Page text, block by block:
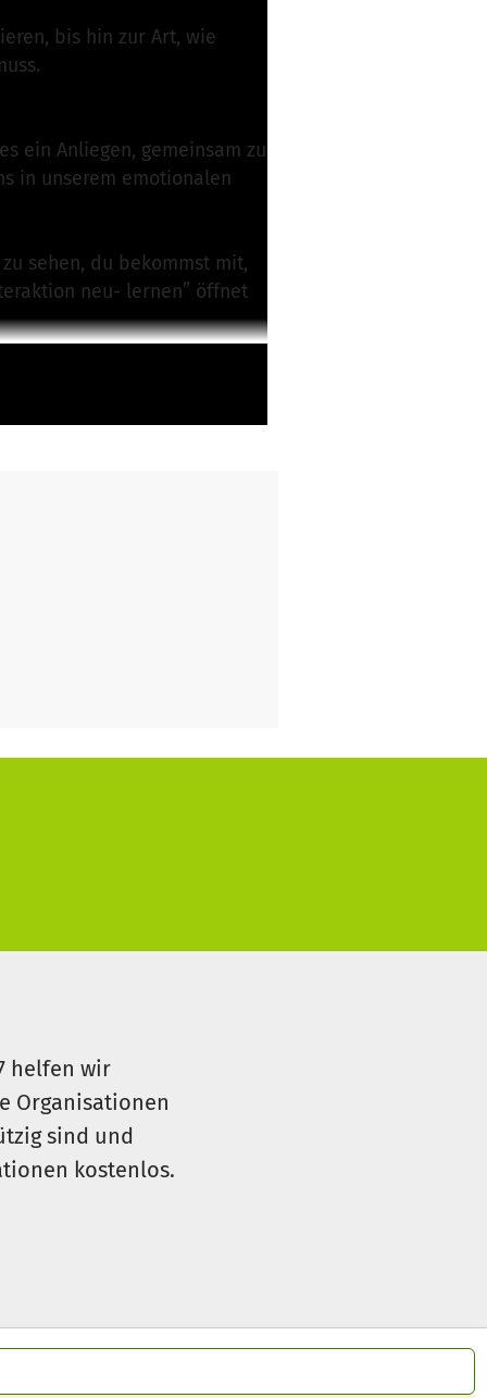
bis hin zur Art, wie
ein Anliegen, gemeinsam zu
in unserem emotionalen
sehen, du bekommst mit,
neu- lernen” öffnet
Authentizität und ein
helfen wir
Organisationen
sind und
kostenlos.